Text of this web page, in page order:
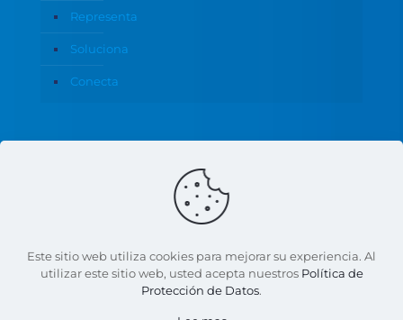
Representa
Soluciona
Conecta
Este sitio web utiliza cookies para mejorar su experiencia. Al
utilizar este sitio web, usted acepta nuestros Política de
Protección de Datos.